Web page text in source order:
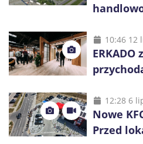
10:46 12
12:28 6
Nowe
Przed